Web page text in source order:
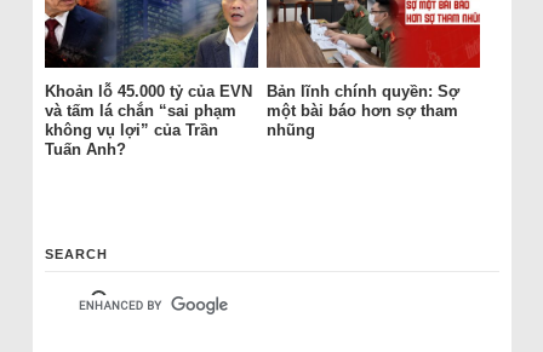
Khoản lỗ 45.000 tỷ của EVN
và tấm lá chắn “sai phạm
không vụ lợi” của Trần
Tuấn Anh?
Bản lĩnh chính quyền: Sợ
một bài báo hơn sợ tham
nhũng
SEARCH